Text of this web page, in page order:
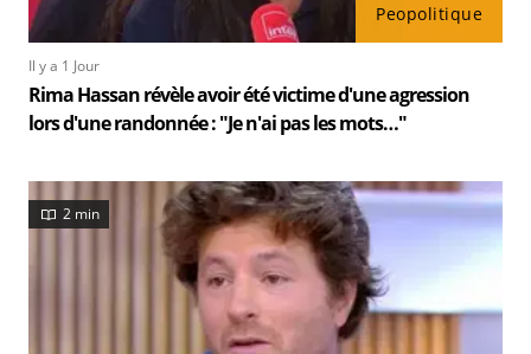
Peopolitique
Il y a 1 Jour
Rima Hassan révèle avoir été victime d'une agression
lors d'une randonnée : "Je n'ai pas les mots…"
2 min